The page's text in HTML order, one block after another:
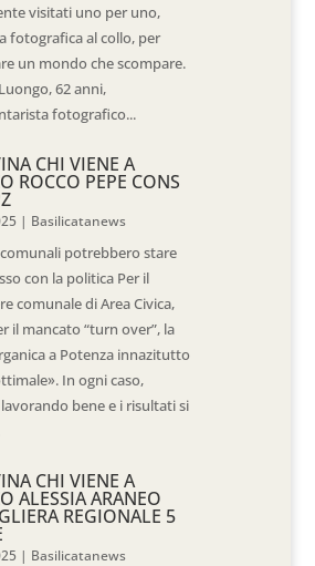
visitati uno per uno,
fotografica al collo, per
un mondo che scompare.
62 anni,
fotografico...
CHI VIENE A
ROCCO PEPE CONS
| Basilicatanews
potrebbero stare
con la politica Per il
comunale di Area Civica,
il mancato “turn over”, la
a Potenza innazitutto
In ogni caso,
bene e i risultati si
CHI VIENE A
ALESSIA ARANEO
REGIONALE 5
| Basilicatanews